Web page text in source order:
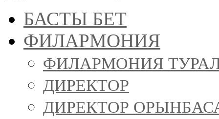
БАСТЫ БЕТ
ФИЛАРМОНИЯ
ФИЛАРМОНИЯ
ДИРЕКТОР
ДИРЕКТОР